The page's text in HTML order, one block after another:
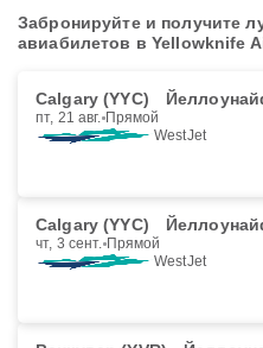
Забронируйте и получите
авиабилетов в Yellowknife
Calgary (YYC)
пт, 21 авг. Прямой
WestJet
Calgary (YYC)
чт, 3 сент. Прямой
WestJet